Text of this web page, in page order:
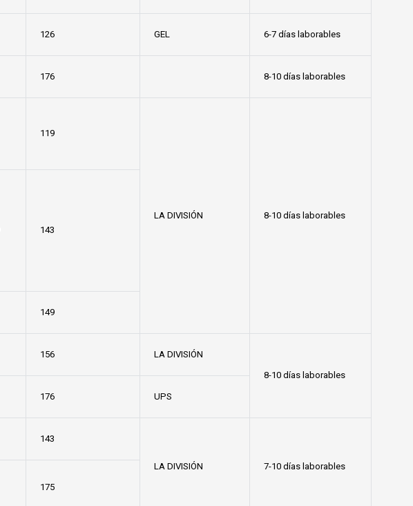
126 GEL 6-7 días laborables
176 8-10 días laborables
119
LA DIVISIÓN
8-10 días laborables
143
149
156
LA DIVISIÓN
8-10 días laborables
176 UPS
143
LA DIVISIÓN
7-10 días laborables
175